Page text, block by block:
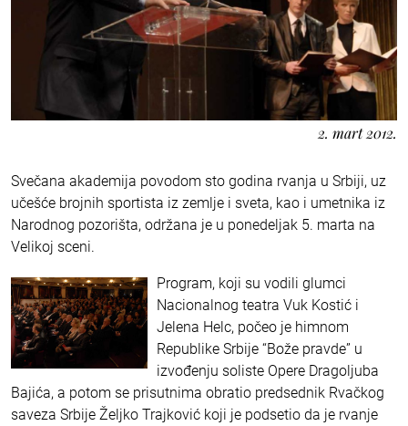
2. mart 2012.
Svečana akademija povodom sto godina rvanja u Srbiji, uz
učešće brojnih sportista iz zemlje i sveta, kao i umetnika iz
Narodnog pozorišta, održana je u ponedeljak 5. marta na
Velikoj sceni.
Program, koji su vodili glumci
Nacionalnog teatra Vuk Kostić i
Jelena Helc, počeo je himnom
Republike Srbije “Bože pravde” u
izvođenju soliste Opere Dragoljuba
Bajića, a potom se prisutnima obratio predsednik Rvačkog
saveza Srbije Željko Trajković koji je podsetio da je rvanje